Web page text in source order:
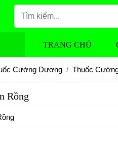
TRANG CHỦ
Cường Dương Thuốc
Rồng